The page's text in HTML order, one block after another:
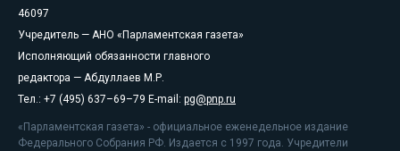
46097
Учредитель — АНО «Парламентская газета»
Исполняющий обязанности главного
редактора — Абдуллаев М.Р.
Тел.: +7 (495) 637–69–79 E-mail: pg@pnp.ru
«Парламентская газета» - официальное еженедельное издание
Федерального Собрания РФ. Издается с 1997 года. Учредители